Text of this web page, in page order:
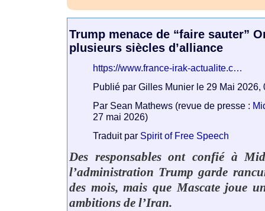
Trump menace de “faire sauter”
plusieurs siècles d’alliance
https://www.france-irak-actualite.c…
Publié par Gilles Munier le 29 Mai 2026,
Par Sean Mathews (revue de presse :
27 mai 2026)
Traduit par Spirit of Free Speech
Des responsables ont confié à
l’administration Trump garde
des mois, mais que Mascate joue
ambitions de l’Iran.